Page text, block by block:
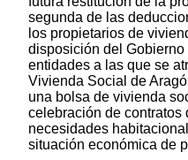
segunda de las
los propietarios de
disposición del
entidades a las que se
Vivienda Social de
una bolsa de vivienda
celebración de contratos
necesidades
situación económica de